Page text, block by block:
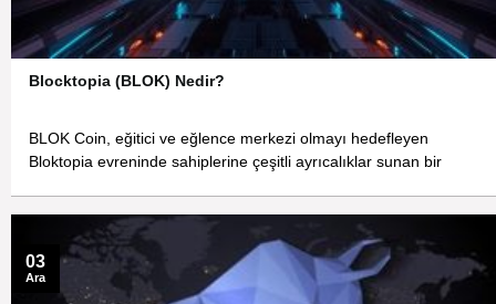
Blocktopia (BLOK) Nedir?
BLOK Coin, eğitici ve eğlence merkezi olmayı hedefleyen
Bloktopia evreninde sahiplerine çeşitli ayrıcalıklar sunan bir
03
Ara